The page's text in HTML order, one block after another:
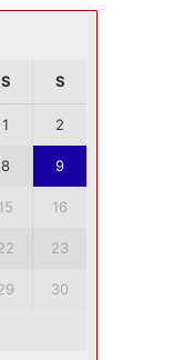
S S
1 2
8 9
15 16
23
30